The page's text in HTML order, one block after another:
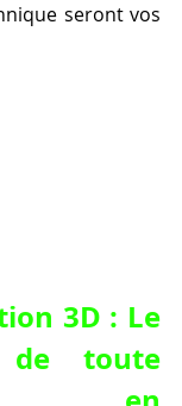
seront vos
3D : Le
de toute